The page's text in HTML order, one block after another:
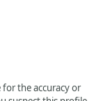
for the accuracy or